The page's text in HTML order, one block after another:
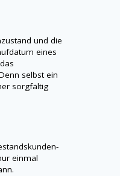
und die
eines
selbst ein
sorgfältig
einmal